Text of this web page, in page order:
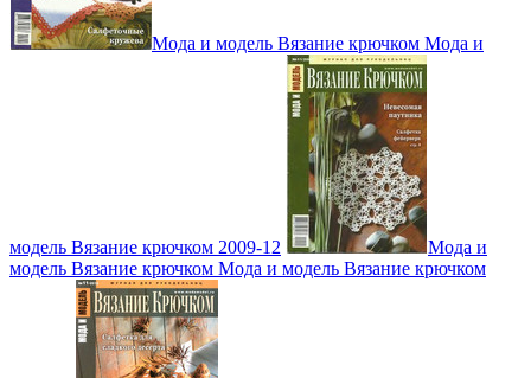
Мода и модель Вязание крючком Мода и
модель Вязание крючком 2009-12
Мода и
модель Вязание крючком Мода и модель Вязание крючком